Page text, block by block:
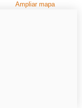
Ampliar mapa